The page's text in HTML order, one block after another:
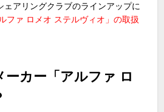
ェアリングクラブのラインアップに
ファ ロメオ ステルヴィオ」の取扱
ーカー「アルファ ロ